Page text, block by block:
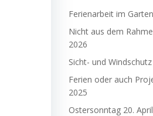
Ferienarbeit im Garten
Nicht aus dem
2026
Sicht- und Windschutz
Ferien oder auch
2025
Ostersonntag 20.